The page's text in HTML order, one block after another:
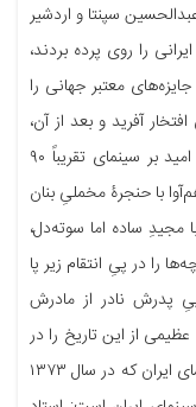
سپنتا و اردشیر
فیلم ناطق ایرانی را روی پرده بردند،
معتبر جهانی را
آفرید و بعد از آن،
تاریخی پر از شگفتی، شادی، غم، شور، عشق و امید بر سینمای تقریباً ۹۰
با حنجرۀ مخملیِ بنان
مجیدِ ساده اما سوته‌دل،
در پیِ انتقام زیر پا
پدرش نادر از مادرش
از این تاریخ را در
خود جمع کرده است. اولین مدیرعامل موزه سینمای ایران که در سال ۱۳۷۳